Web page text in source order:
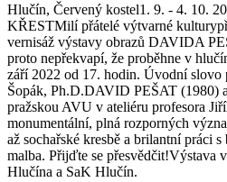
Hlučín, Červený kostel1. 9. - 4. 10.
KŘESTMilí přátelé výtvarné
vernisáž výstavy obrazů DAVIDA
proto nepřekvapí, že proběhne v
září 2022 od 17. hodin. Úvodní slovo
Šopák, Ph.D.DAVID PEŠAT (1980)
pražskou AVU v ateliéru profesora
monumentální, plná rozporných
až sochařské kresbě a brilantní práci
malba. Přijďte se přesvědčit!Výstava
Hlučína a SaK Hlučín.